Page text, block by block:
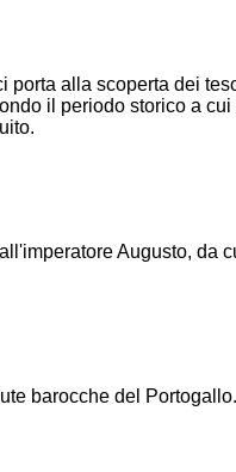
porta alla scoperta dei
il periodo storico a
Augusto, da
barocche del Portogallo.